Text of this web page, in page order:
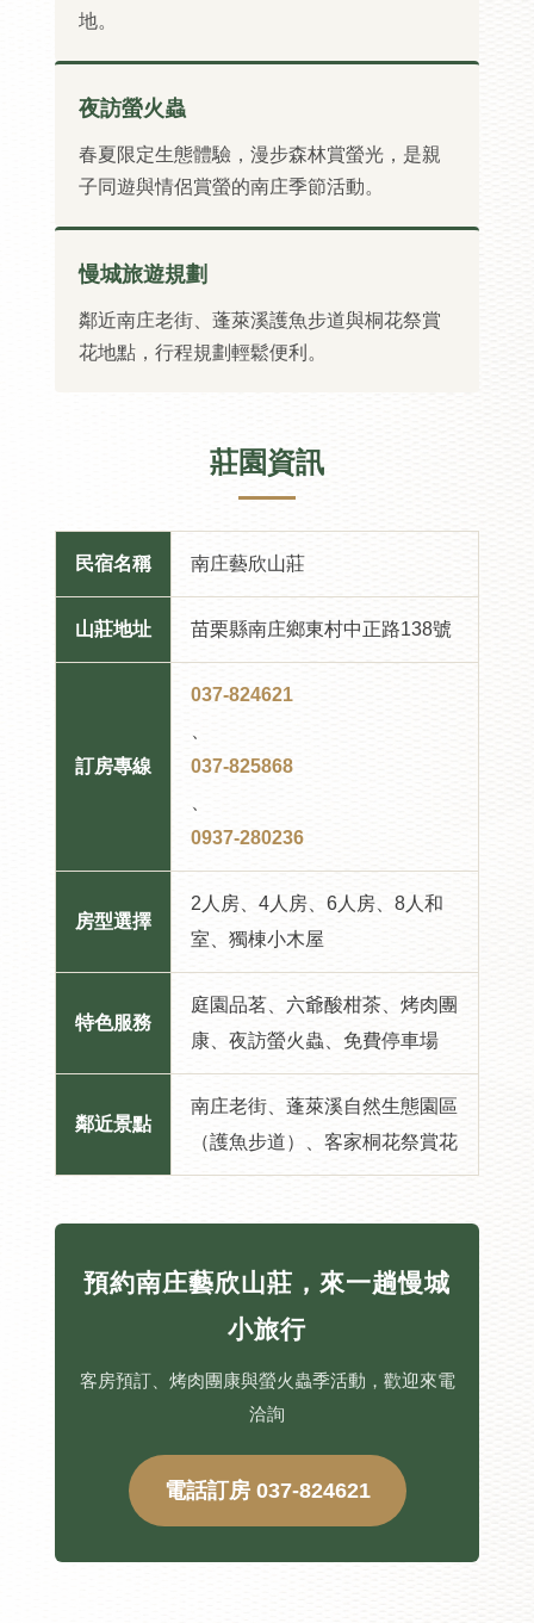
地。
夜訪螢火蟲
春夏限定生態體驗，漫步森林賞螢光，是親
子同遊與情侶賞螢的南庄季節活動。
慢城旅遊規劃
鄰近南庄老街、蓬萊溪護魚步道與桐花祭賞
花地點，行程規劃輕鬆便利。
莊園資訊
民宿名稱 南庄藝欣山莊
山莊地址 苗栗縣南庄鄉東村中正路138號
訂房專線
037-824621
037-825868
0937-280236
房型選擇
2人房、4人房、6人房、8人和
室、獨棟小木屋
特色服務
庭園品茗、六爺酸柑茶、烤肉團
康、夜訪螢火蟲、免費停車場
鄰近景點
南庄老街、蓬萊溪自然生態園區
（護魚步道）、客家桐花祭賞花
預約南庄藝欣山莊，來一趟慢城
小旅行
客房預訂、烤肉團康與螢火蟲季活動，歡迎來電
洽詢
電話訂房 037-824621